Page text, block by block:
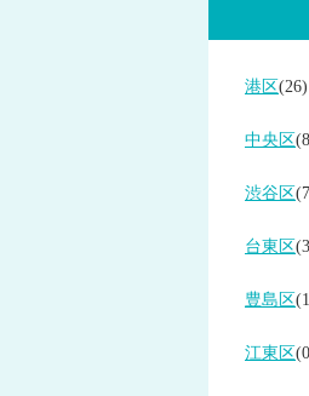
港区(26)
中央区
渋谷区
台東区
豊島区
江東区